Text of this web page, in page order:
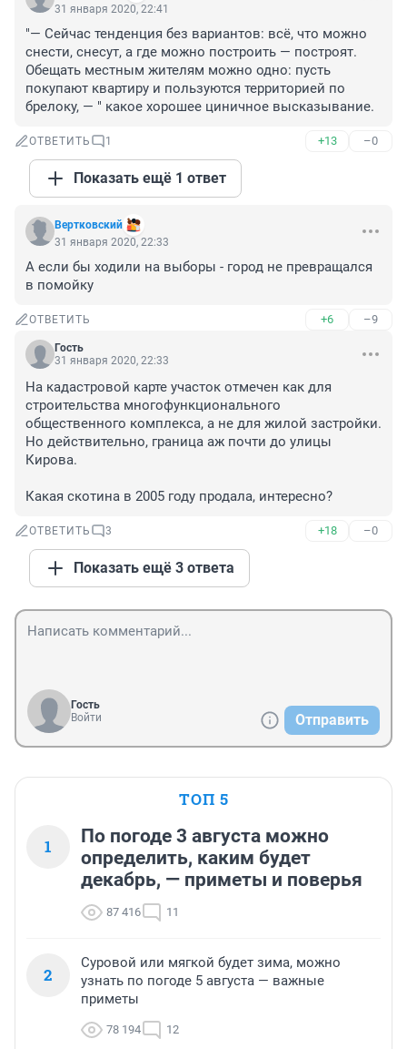
31 января 2020, 22:41
"— Сейчас тенденция без вариантов: всё, что можно
снести, снесут, а где можно построить — построят.
Обещать местным жителям можно одно: пусть
покупают квартиру и пользуются территорией по
брелоку, — " какое хорошее циничное высказывание.
ОТВЕТИТЬ 1 +13 –0
Показать ещё 1 ответ
Вертковский
31 января 2020, 22:33
А если бы ходили на выборы - город не превращался
в помойку
ОТВЕТИТЬ +6 –9
Гость
31 января 2020, 22:33
На кадастровой карте участок отмечен как для
строительства многофункционального
общественного комплекса, а не для жилой застройки.
Но действительно, граница аж почти до улицы
Кирова.
Какая скотина в 2005 году продала, интересно?
ОТВЕТИТЬ 3 +18 –0
Показать ещё 3 ответа
Гость
Войти
Отправить
ТОП 5
1
По погоде 3 августа можно
определить, каким будет
декабрь, — приметы и поверья
87 416 11
2
Суровой или мягкой будет зима, можно
узнать по погоде 5 августа — важные
приметы
78 194 12